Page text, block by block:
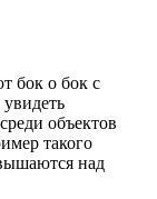
бок о бок с
объектов
такого
над